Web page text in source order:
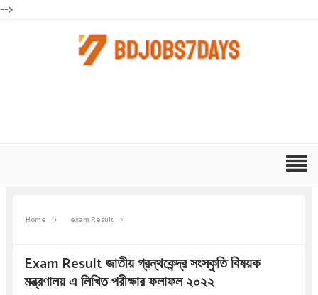
-->
Home exam Result
Exam Result জাতীয় গ্রন্থকেন্দ্র সংস্কৃতি বিষয়ক
মন্ত্রণালয় এ লিখিত পরীক্ষার ফলাফল ২০২২